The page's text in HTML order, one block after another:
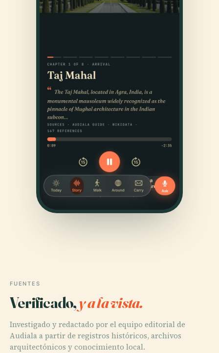
FUENTES
Verificado,y a la vista.
Investigado y redactado por el equipo editorial de
Audiala a partir de registros históricos, archivos
arquitectónicos y conocimiento local.